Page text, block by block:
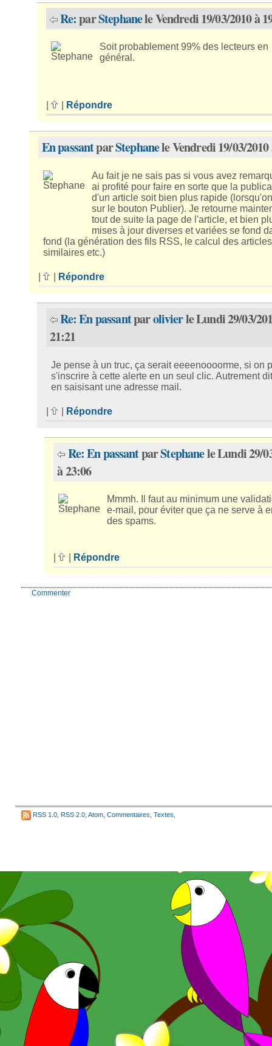
Re:parStephanele Vendredi 19/03/2010 à
Soit probablement 99% des lecteurs en
général.
Répondre
En passantparStephanele Vendredi 19/03/2010
Au fait je ne sais pas si vous avez
ai profité pour faire en sorte que la
d'un article soit bien plus rapide
sur le bouton Publier). Je retourne
tout de suite la page de l'article, et bien
mises à jour diverses et variées se fond
fond (la génération des fils RSS, le calcul des articles
similaires etc.)
Répondre
Re: En passantparolivierle Lundi 29/03/
21:21
Je pense à un truc, ça serait eeeenoooorme, si on
s'inscrire à cette alerte en un seul clic. Autrement
en saisisant une adresse mail.
Répondre
Re: En passantparStephanele Lundi 29/
à 23:06
Mmmh. Il faut au minimum une
e-mail, pour éviter que ça ne serve à
des spams.
| Répondre
Commenter
RSS 1.0 RSS 2.0 Atom Commentaires Textes